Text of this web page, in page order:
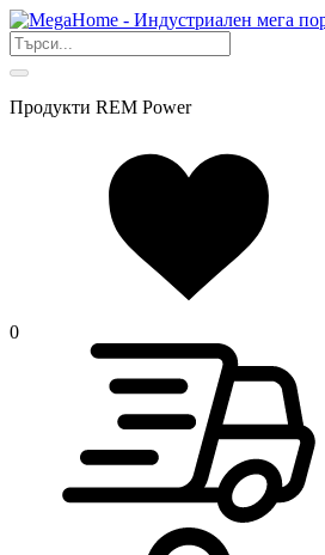
Продукти REM Power
0